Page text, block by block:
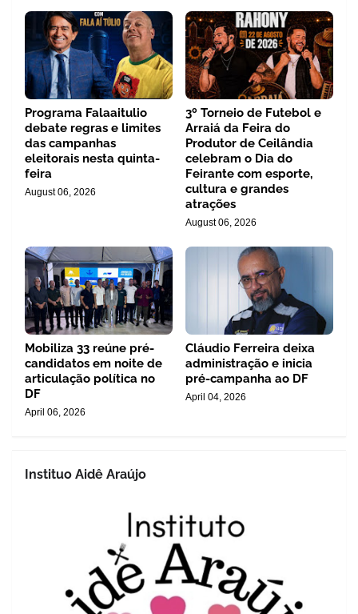
Programa Falaaitulio
debate regras e limites
das campanhas
eleitorais nesta quinta-
feira
August 06, 2026
3º Torneio de Futebol e
Arraiá da Feira do
Produtor de Ceilândia
celebram o Dia do
Feirante com esporte,
cultura e grandes
atrações
August 06, 2026
Mobiliza 33 reúne pré-
candidatos em noite de
articulação política no
DF
April 06, 2026
Cláudio Ferreira deixa
administração e inicia
pré-campanha ao DF
April 04, 2026
Instituo Aidê Araújo